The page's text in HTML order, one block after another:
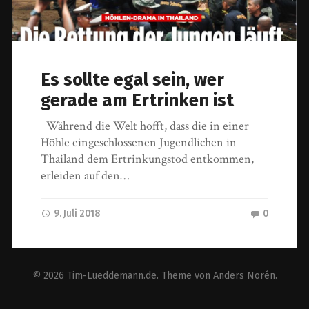
Es sollte egal sein, wer
gerade am Ertrinken ist
Während die Welt hofft, dass die in einer
Höhle eingeschlossenen Jugendlichen in
Thailand dem Ertrinkungstod entkommen,
erleiden auf den…
9. Juli 2018 0
© 2026 Tim-Lueddemann.de. Theme von Anders Norén.